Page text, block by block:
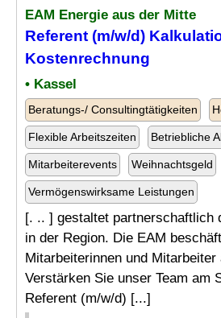
EAM Energie aus der Mitte
Referent (m/w/d)
Kostenrechnung
• Kassel
Beratungs-/ Consultingtätigkeiten
Flexible Arbeitszeiten Betriebliche
Mitarbeiterevents Weihnachtsgeld
Vermögenswirksame Leistungen
[. .. ] gestaltet partnerschaftlich
in der Region. Die EAM
Mitarbeiterinnen und Mitarbeiter
Verstärken Sie unser Team am
Referent (m/w/d) [...]